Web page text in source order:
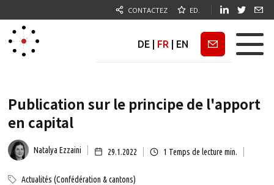
CONTACTEZ ED.
DE FR EN Newsletter
Publication sur le principe de l'apport
en capital
Natalya Ezzaini 29.1.2022 1 Temps de lecture min.
Actualités (Confédération & cantons)